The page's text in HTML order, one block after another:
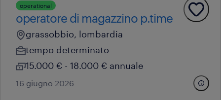
operational
operatore di magazzino p.time
grassobbio, lombardia
tempo determinato
15.000 € - 18.000 € annuale
16 giugno 2026